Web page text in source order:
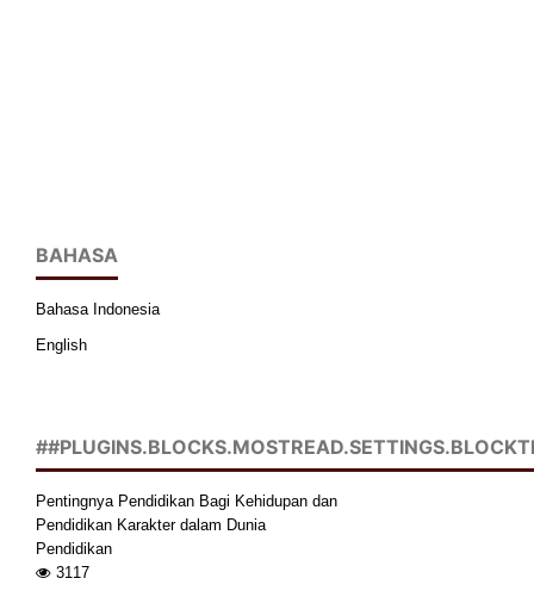
BAHASA
Bahasa Indonesia
English
Pentingnya Pendidikan Bagi Kehidupan dan
Pendidikan Karakter dalam Dunia
Pendidikan
3117